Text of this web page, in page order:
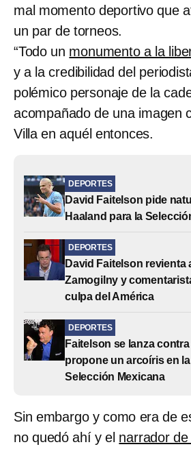
mal momento deportivo que
un par de torneos.
“Todo un monumento a la
y a la credibilidad del
polémico personaje de la
acompañado de una imagen
Villa en aquél entonces.
DEPORTES
David Faitelson pide
Haaland para la
DEPORTES
David Faitelson revienta
Zamogilny y
culpa del América
DEPORTES
Faitelson se lanza
propone un arcoíris en
Selección Mexicana
Sin embargo y como era de
no quedó ahí y el narrador de